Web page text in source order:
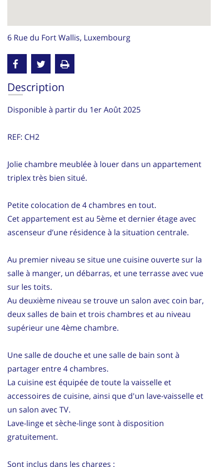
6 Rue du Fort Wallis, Luxembourg
Description
Disponible à partir du 1er Août 2025
REF: CH2
Jolie chambre meublée à louer dans un appartement
triplex très bien situé.
Petite colocation de 4 chambres en tout.
Cet appartement est au 5ème et dernier étage avec
ascenseur d’une résidence à la situation centrale.
Au premier niveau se situe une cuisine ouverte sur la
salle à manger, un débarras, et une terrasse avec vue
sur les toits.
Au deuxième niveau se trouve un salon avec coin bar,
deux salles de bain et trois chambres et au niveau
supérieur une 4ème chambre.
Une salle de douche et une salle de bain sont à
partager entre 4 chambres.
La cuisine est équipée de toute la vaisselle et
accessoires de cuisine, ainsi que d'un lave-vaisselle et
un salon avec TV.
Lave-linge et sèche-linge sont à disposition
gratuitement.
Sont inclus dans les charges :